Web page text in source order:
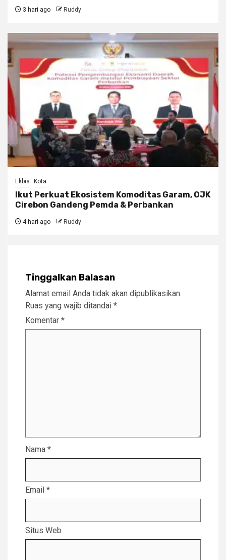
3 hari ago Ruddy
Ekbis Kota
Ikut Perkuat Ekosistem Komoditas Garam, OJK
Cirebon Gandeng Pemda & Perbankan
4 hari ago Ruddy
Tinggalkan Balasan
Alamat email Anda tidak akan dipublikasikan.
Ruas yang wajib ditandai *
Komentar *
Nama *
Email *
Situs Web